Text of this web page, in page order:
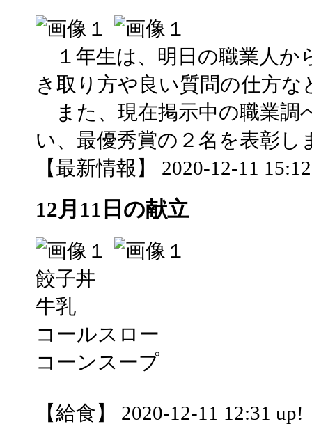
１年生は、明日の職業人か
き取り方や良い質問の仕方
また、現在掲示中の職業調
い、最優秀賞の２名を表彰し
【最新情報】 2020-12-11
12月11日の献立
餃子丼
牛乳
コールスロー
コーンスープ
【給食】 2020-12-11 12:31 up!